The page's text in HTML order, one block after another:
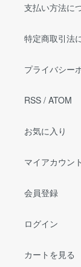
支払い方法に
特定商取引法
プライバシー
RSS / ATOM
お気に入り
マイアカウント
会員登録
ログイン
カートを見る